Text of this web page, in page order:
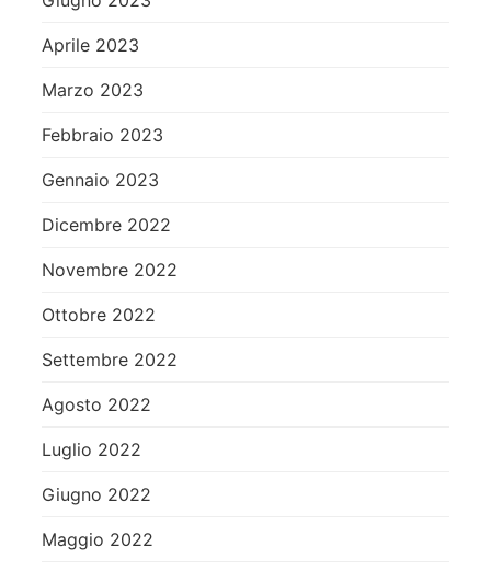
Aprile 2023
Marzo 2023
Febbraio 2023
Gennaio 2023
Dicembre 2022
Novembre 2022
Ottobre 2022
Settembre 2022
Agosto 2022
Luglio 2022
Giugno 2022
Maggio 2022